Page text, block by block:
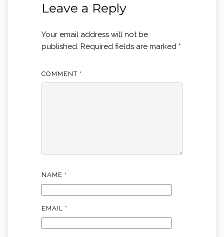
Leave a Reply
Your email address will not be
published. Required fields are marked *
COMMENT *
NAME *
EMAIL *